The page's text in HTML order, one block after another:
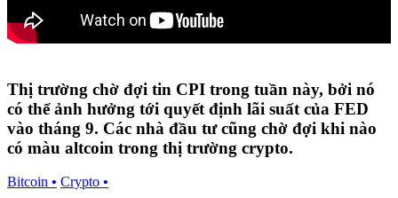
Thị trường chờ đợi tin CPI trong tuần này, bởi nó
có thể ảnh hưởng tới quyết định lãi suất của FED
vào tháng 9. Các nhà đầu tư cũng chờ đợi khi nào
có màu altcoin trong thị trường crypto.
Bitcoin • Crypto •